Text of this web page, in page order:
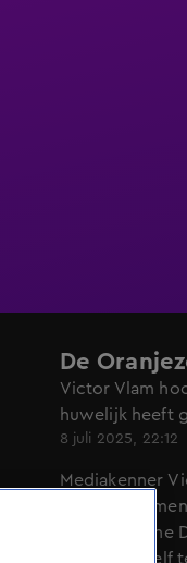
De
Victor Vlam
huwelijk heeft
8 juli 2025, 22:12
Mediakenner
op een
2
dat ze zichzelf